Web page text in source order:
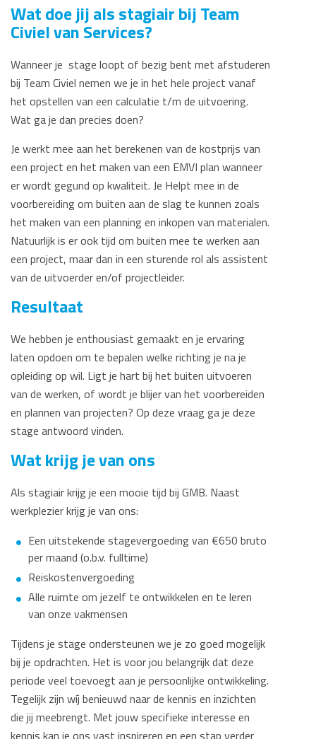
Wat doe jij als stagiair bij Team
Civiel van Services?
Wanneer je stage loopt of bezig bent met afstuderen
bij Team Civiel nemen we je in het hele project vanaf
het opstellen van een calculatie t/m de uitvoering.
Wat ga je dan precies doen?
Je werkt mee aan het berekenen van de kostprijs van
een project en het maken van een EMVI plan wanneer
er wordt gegund op kwaliteit. Je Helpt mee in de
voorbereiding om buiten aan de slag te kunnen zoals
het maken van een planning en inkopen van materialen.
Natuurlijk is er ook tijd om buiten mee te werken aan
een project, maar dan in een sturende rol als assistent
van de uitvoerder en/of projectleider.
Resultaat
We hebben je enthousiast gemaakt en je ervaring
laten opdoen om te bepalen welke richting je na je
opleiding op wil. Ligt je hart bij het buiten uitvoeren
van de werken, of wordt je blijer van het voorbereiden
en plannen van projecten? Op deze vraag ga je deze
stage antwoord vinden.
Wat krijg je van ons
Als stagiair krijg je een mooie tijd bij GMB. Naast
werkplezier krijg je van ons:
Een uitstekende stagevergoeding van €650 bruto
per maand (o.b.v. fulltime)
Reiskostenvergoeding
Alle ruimte om jezelf te ontwikkelen en te leren
van onze vakmensen
Tijdens je stage ondersteunen we je zo goed mogelijk
bij je opdrachten. Het is voor jou belangrijk dat deze
periode veel toevoegt aan je persoonlijke ontwikkeling.
Tegelijk zijn wíj benieuwd naar de kennis en inzichten
die jij meebrengt. Met jouw specifieke interesse en
kennis kan je ons vast inspireren en een stap verder